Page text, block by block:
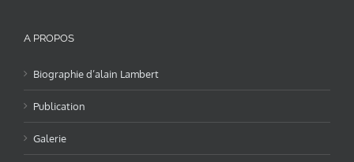
A PROPOS
Biographie d’alain Lambert
Publication
Galerie